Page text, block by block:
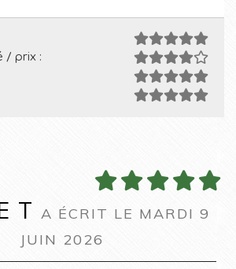
/ prix :
T A ÉCRIT LE MARDI 9
JUIN 2026